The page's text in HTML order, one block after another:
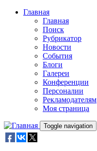
Skip to main content
Главная
Главная
Поиск
Рубрикатор
Новости
События
Блоги
Галереи
Конференции
Персоналии
Рекламодателям
Моя страница
Toggle navigation